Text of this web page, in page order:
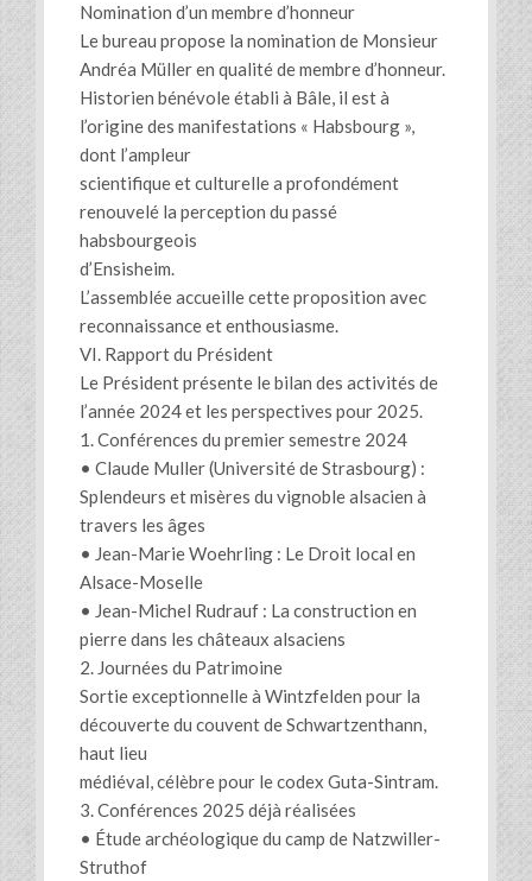
Nomination d’un membre d’honneur
Le bureau propose la nomination de Monsieur
Andréa Müller en qualité de membre d’honneur.
Historien bénévole établi à Bâle, il est à
l’origine des manifestations « Habsbourg »,
dont l’ampleur
scientifique et culturelle a profondément
renouvelé la perception du passé
habsbourgeois
d’Ensisheim.
L’assemblée accueille cette proposition avec
reconnaissance et enthousiasme.
VI. Rapport du Président
Le Président présente le bilan des activités de
l’année 2024 et les perspectives pour 2025.
1. Conférences du premier semestre 2024
• Claude Muller (Université de Strasbourg) :
Splendeurs et misères du vignoble alsacien à
travers les âges
• Jean-Marie Woehrling : Le Droit local en
Alsace-Moselle
• Jean-Michel Rudrauf : La construction en
pierre dans les châteaux alsaciens
2. Journées du Patrimoine
Sortie exceptionnelle à Wintzfelden pour la
découverte du couvent de Schwartzenthann,
haut lieu
médiéval, célèbre pour le codex Guta-Sintram.
3. Conférences 2025 déjà réalisées
• Étude archéologique du camp de Natzwiller-
Struthof